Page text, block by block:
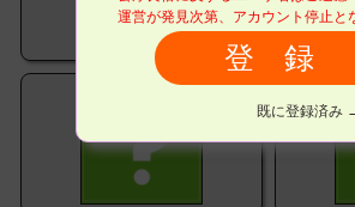
運営が発見次第、アカウント停止と
既に登録済み